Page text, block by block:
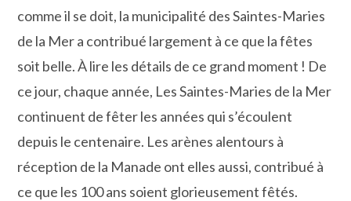
comme il se doit, la municipalité des Saintes-Maries
de la Mer a contribué largement à ce que la fêtes
soit belle. À lire les détails de ce grand moment ! De
ce jour, chaque année, Les Saintes-Maries de la Mer
continuent de fêter les années qui s’écoulent
depuis le centenaire. Les arènes alentours à
réception de la Manade ont elles aussi, contribué à
ce que les 100 ans soient glorieusement fêtés.